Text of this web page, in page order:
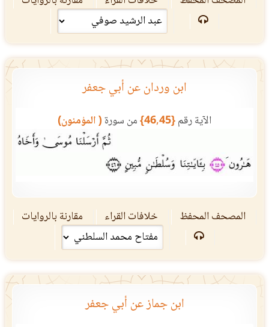
ابن وردان عن أبي جعفر
الآية رقم{46,45} من سورة( المؤمنون)
المصحف المحفظ خلافات القراء مقارنة بالروايات
ابن جماز عن أبي جعفر